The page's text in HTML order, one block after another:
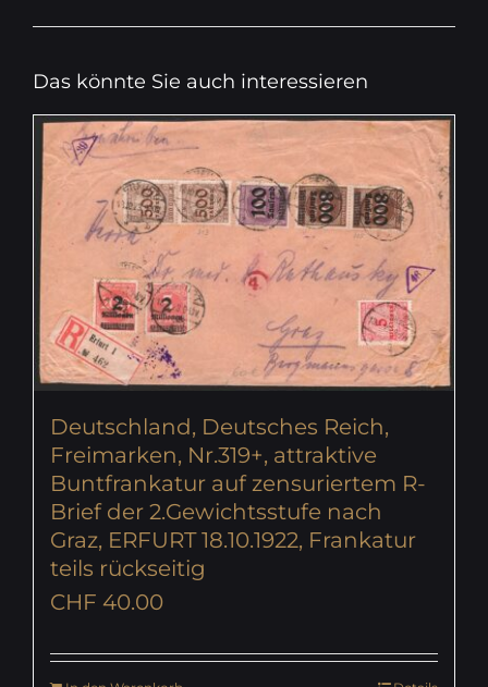
Das könnte Sie auch interessieren
Deutschland, Deutsches Reich,
Freimarken, Nr.319+, attraktive
Buntfrankatur auf zensuriertem R-
Brief der 2.Gewichtsstufe nach
Graz, ERFURT 18.10.1922, Frankatur
teils rückseitig
CHF 40.00